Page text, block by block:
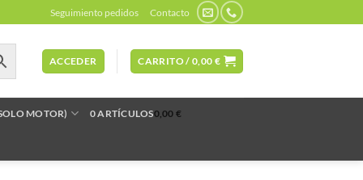
Seguimiento pedidos Contacto
ACCEDER CARRITO / 0,00 €
MOTOR) 0 ARTÍCULOS0,00 €